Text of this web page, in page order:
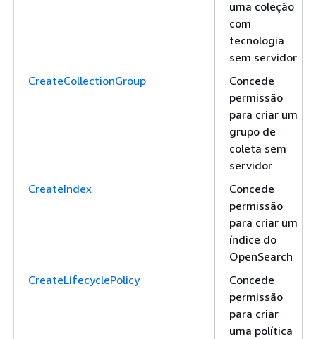
uma coleção
com
tecnologia
sem servidor
CreateCollectionGroup
Concede
permissão
para criar um
grupo de
coleta sem
servidor
CreateIndex
Concede
permissão
para criar um
índice do
OpenSearch
CreateLifecyclePolicy
Concede
permissão
para criar
uma política